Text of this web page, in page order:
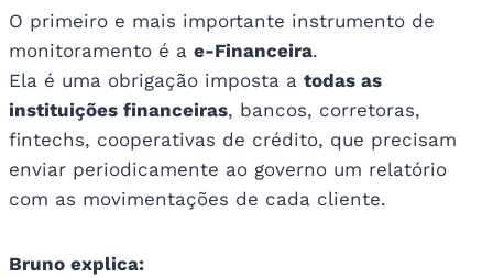
O primeiro e mais importante instrumento de
monitoramento é a e-Financeira.
Ela é uma obrigação imposta a todas as
instituições financeiras, bancos, corretoras,
fintechs, cooperativas de crédito, que precisam
enviar periodicamente ao governo um relatório
com as movimentações de cada cliente.
Bruno explica: